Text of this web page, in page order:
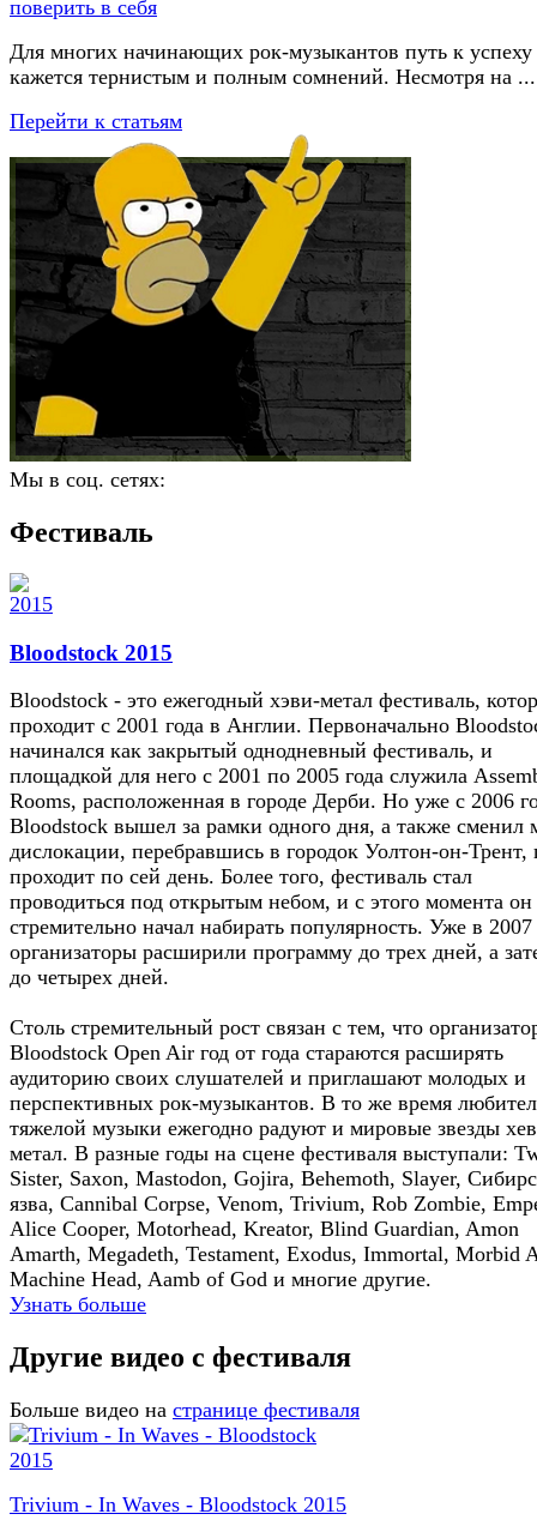
Для многих начинающих рок-музыкантов путь к успеху
кажется тернистым и полным сомнений. Несмотря на ...
Перейти к статьям
Мы в соц. сетях:
Фестиваль
Bloodstock 2015
Bloodstock - это ежегодный хэви-метал фестиваль,
проходит с 2001 года в Англии. Первоначально
начинался как закрытый однодневный фестиваль, и
площадкой для него с 2001 по 2005 года служила
Rooms, расположенная в городе Дерби. Но уже с 2006
Bloodstock вышел за рамки одного дня, а также сменил
дислокации, перебравшись в городок Уолтон-он-Трент,
проходит по сей день. Более того, фестиваль стал
проводиться под открытым небом, и с этого момента он
стремительно начал набирать популярность. Уже в 2007
организаторы расширили программу до трех дней, а
до четырех дней.
Столь стремительный рост связан с тем, что
Bloodstock Open Air год от года стараются расширять
аудиторию своих слушателей и приглашают молодых и
перспективных рок-музыкантов. В то же время
тяжелой музыки ежегодно радуют и мировые звезды
метал. В разные годы на сцене фестиваля выступали:
Sister, Saxon, Mastodon, Gojira, Behemoth, Slayer,
язва, Cannibal Corpse, Venom, Trivium, Rob Zombie,
Alice Cooper, Motorhead, Kreator, Blind Guardian, Amon
Amarth, Megadeth, Testament, Exodus, Immortal, Morbid
Machine Head, Aamb of God и многие другие.
Узнать больше
Другие видео с фестиваля
Больше видео на странице фестиваля
Trivium - In Waves - Bloodstock 2015